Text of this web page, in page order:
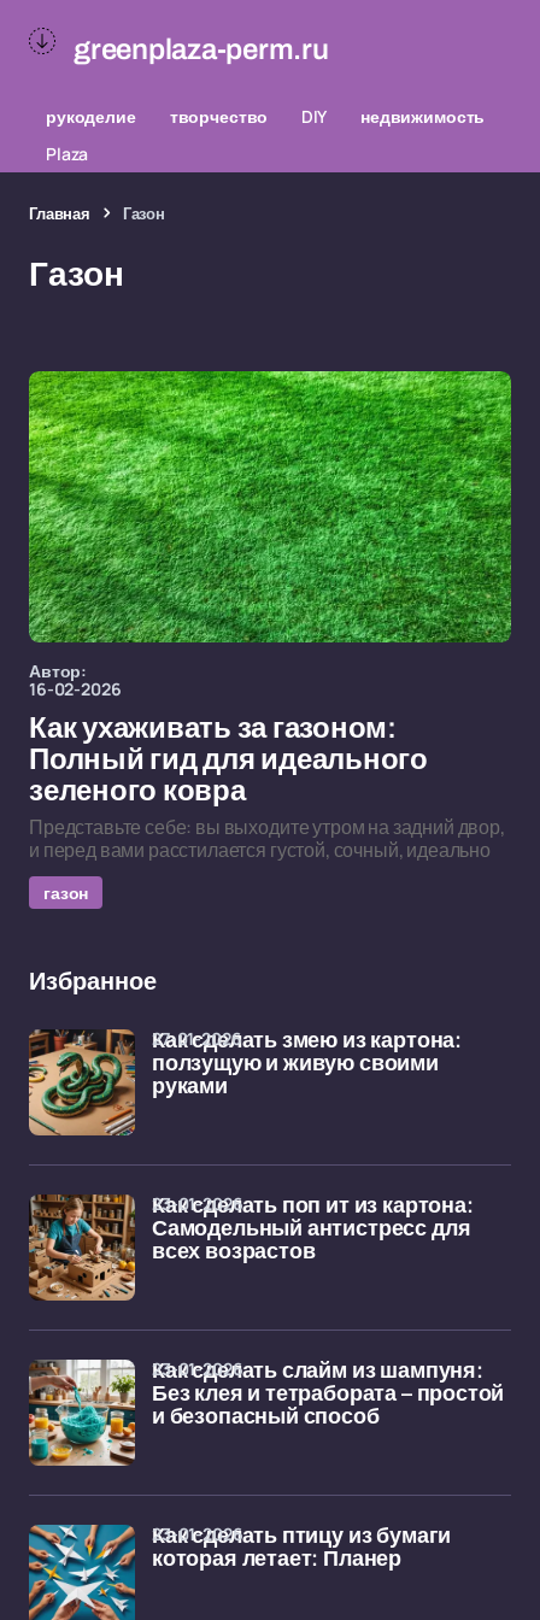
greenplaza-perm.ru
рукоделие творчество DIY
недвижимость
Plaza
Главная Газон
Газон
Автор:
16-02-2026
Как ухаживать за газоном:
Полный гид для идеального
зеленого ковра
Представьте себе: вы выходите утром на задний двор,
и перед вами расстилается густой, сочный, идеально
газон
Избранное
Как сделать змею из картона:
ползущую и живую своими
руками
27-01-2026
Как сделать поп ит из картона:
Самодельный антистресс для
всех возрастов
23-01-2026
Как сделать слайм из шампуня:
Без клея и тетрабората – простой
и безопасный способ
23-01-2026
Как сделать птицу из бумаги
которая летает: Планер
23-01-2026